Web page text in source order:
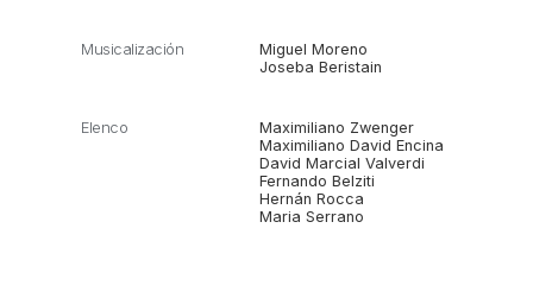
Musicalización
Miguel Moreno
Joseba Beristain
Elenco
Maximiliano Zwenger
Maximiliano David Encina
David Marcial Valverdi
Fernando Belziti
Hernán Rocca
Maria Serrano